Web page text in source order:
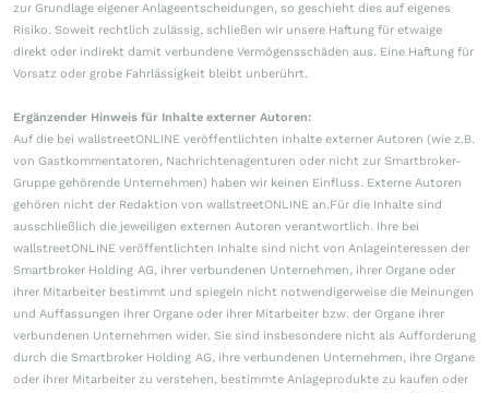
zur Grundlage eigener Anlageentscheidungen, so geschieht dies auf eigenes
Risiko. Soweit rechtlich zulässig, schließen wir unsere Haftung für etwaige
direkt oder indirekt damit verbundene Vermögensschäden aus. Eine Haftung für
Vorsatz oder grobe Fahrlässigkeit bleibt unberührt.
Ergänzender Hinweis für Inhalte externer Autoren:
Auf die bei wallstreetONLINE veröffentlichten Inhalte externer Autoren (wie z.B.
von Gastkommentatoren, Nachrichtenagenturen oder nicht zur Smartbroker-
Gruppe gehörende Unternehmen) haben wir keinen Einfluss. Externe Autoren
gehören nicht der Redaktion von wallstreetONLINE an.Für die Inhalte sind
ausschließlich die jeweiligen externen Autoren verantwortlich. Ihre bei
wallstreetONLINE veröffentlichten Inhalte sind nicht von Anlageinteressen der
Smartbroker Holding AG, ihrer verbundenen Unternehmen, ihrer Organe oder
ihrer Mitarbeiter bestimmt und spiegeln nicht notwendigerweise die Meinungen
und Auffassungen ihrer Organe oder ihrer Mitarbeiter bzw. der Organe ihrer
verbundenen Unternehmen wider. Sie sind insbesondere nicht als Aufforderung
durch die Smartbroker Holding AG, ihre verbundenen Unternehmen, ihre Organe
oder ihrer Mitarbeiter zu verstehen, bestimmte Anlageprodukte zu kaufen oder